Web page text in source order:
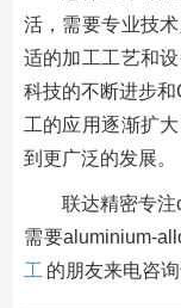
活，需要专业技
适的加工工艺和
科技的不断进步
工的应用逐渐扩
到更广泛的发展。
联达精密专
需要aluminium-
工 的朋友来电咨